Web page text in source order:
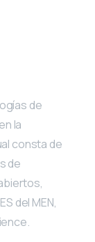
de
la
consta de
de
del MEN,